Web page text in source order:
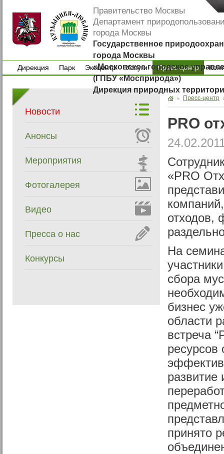
Правительство Москвы
Департамент
города Москвы
Государственное
города Москвы
«Московское городское
(ГПБУ «Мосприрода»)
Дирекция природных
Дирекция
Парк
Экоцентр
Экоцентр
Услуги
Услуги
Пресс-центр
Новости
Анонсы
Мероприятия
Фотогалерея
Видео
Пресса о нас
Конкурсы
Пресс-центр
PRO
«PRO
отходов,
На
сбора
бизнес
области
встреча
ресурсов
развитие
принято